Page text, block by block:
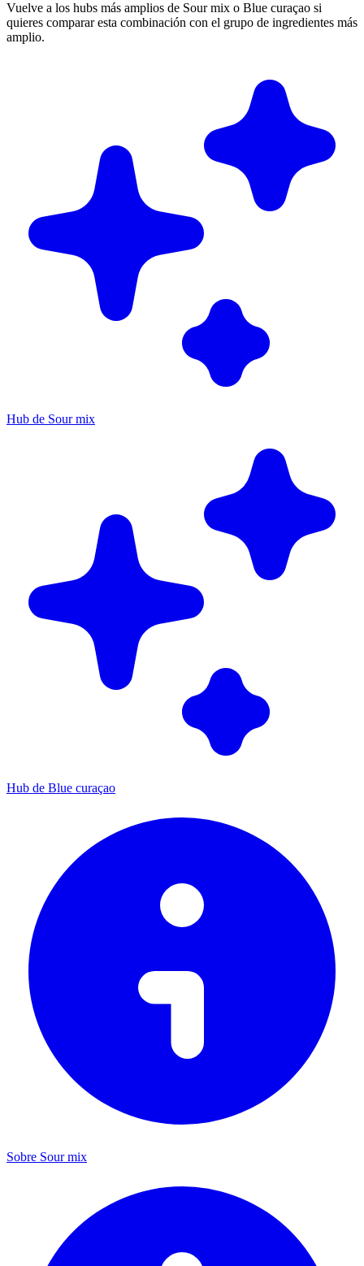
Vuelve a los hubs más amplios de Sour mix o Blue curaçao si
quieres comparar esta combinación con el grupo de ingredientes más
amplio.
Hub de Sour mix
Hub de Blue curaçao
Sobre Sour mix